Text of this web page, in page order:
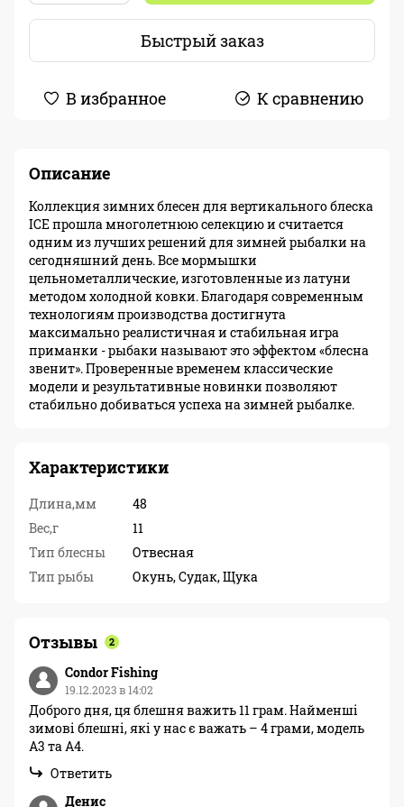
Быстрый заказ
В избранное К сравнению
Описание
Коллекция зимних блесен для вертикального блеска
ICE прошла многолетнюю селекцию и считается
одним из лучших решений для зимней рыбалки на
сегодняшний день. Все мормышки
цельнометаллические, изготовленные из латуни
методом холодной ковки. Благодаря современным
технологиям производства достигнута
максимально реалистичная и стабильная игра
приманки - рыбаки называют это эффектом «блесна
звенит». Проверенные временем классические
модели и результативные новинки позволяют
стабильно добиваться успеха на зимней рыбалке.
Характеристики
Длина,мм
48
Вес,г
11
Тип блесны
Отвесная
Тип рыбы
Окунь, Судак, Щука
Отзывы 2
Condor Fishing
19.12.2023 в 14:02
Доброго дня, ця блешня важить 11 грам. Найменші
зимові блешні, які у нас є важать – 4 грами, модель
А3 та А4.
Ответить
Денис